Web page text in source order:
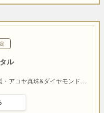
ル
アコヤ真珠&ダイヤモンド…